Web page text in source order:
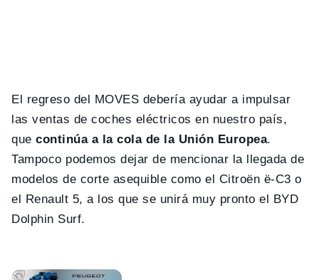
El regreso del MOVES debería ayudar a impulsar
las ventas de coches eléctricos en nuestro país,
quecontinúa a la cola de la Unión Europea.
Tampoco podemos dejar de mencionar la llegada de
modelos de corte asequible como el Citroën ë-C3 o
el Renault 5, a los que se unirá muy pronto el BYD
Dolphin Surf.